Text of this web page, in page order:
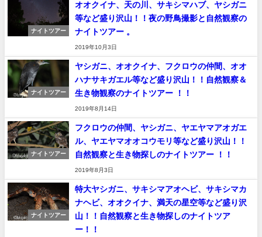
ナイトツアー
オオクイナ、天の川、サキシマハブ、ヤシガニ
等など盛り沢山！！夜の野鳥撮影と自然観察の
ナイトツアー 。
2019年10月3日
ナイトツアー
ヤシガニ、オオクイナ、フクロウの仲間、オオ
ハナサキガエル等など盛り沢山！！自然観察＆
生き物観察のナイトツアー ！！
2019年8月14日
ナイトツアー
フクロウの仲間、ヤシガニ、ヤエヤマアオガエ
ル、ヤエヤマオオコウモリ等など盛り沢山！！
自然観察と生き物探しのナイトツアー ！！
2019年8月3日
ナイトツアー
特大ヤシガニ、サキシマアオヘビ、サキシマカ
ナヘビ、オオクイナ、満天の星空等など盛り沢
山！！自然観察と生き物探しのナイトツア
ー！！